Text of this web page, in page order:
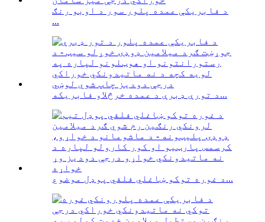
د فابریکې عمده پلور سور د اوبو رنګ
...
د تورې ډبرې د عمده خرڅلاو فابریکه...
د غوره توکو ښاغلي فلفي پوډل موضوع...